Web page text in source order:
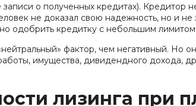
о полученных кредитах).
не доказал свою надежность, но и
одобрить кредитку с небольшим
фактор, чем негативный. Но
имущества, дивидендного дохода,
лизинга при